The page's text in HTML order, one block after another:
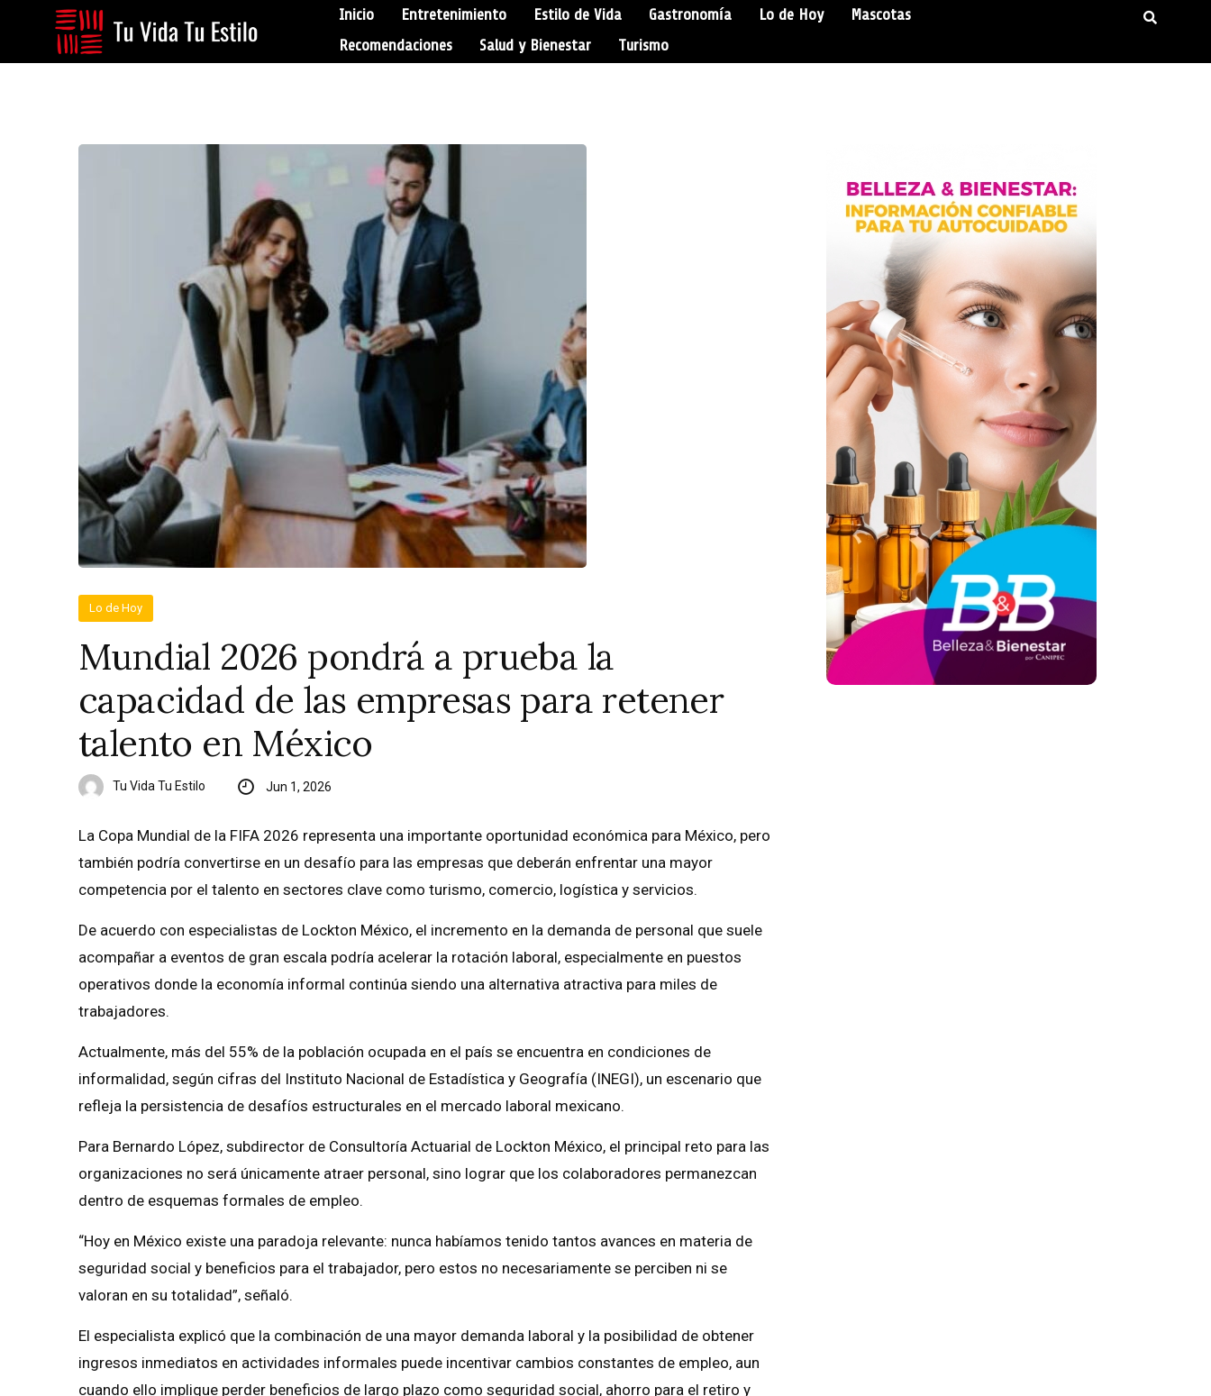
Inicio Entretenimiento Estilo de Vida Gastronomía Lo de Hoy
Mascotas
Recomendaciones
Salud y Bienestar Turismo
Lo de Hoy
Mundial 2026 pondrá a prueba la
capacidad de las empresas para retener
talento en México
Tu Vida Tu Estilo Jun 1, 2026
La Copa Mundial de la FIFA 2026 representa una importante oportunidad económica para México, pero
también podría convertirse en un desafío para las empresas que deberán enfrentar una mayor
competencia por el talento en sectores clave como turismo, comercio, logística y servicios.
De acuerdo con especialistas de Lockton México, el incremento en la demanda de personal que suele
acompañar a eventos de gran escala podría acelerar la rotación laboral, especialmente en puestos
operativos donde la economía informal continúa siendo una alternativa atractiva para miles de
trabajadores.
Actualmente, más del 55% de la población ocupada en el país se encuentra en condiciones de
informalidad, según cifras del Instituto Nacional de Estadística y Geografía (INEGI), un escenario que
refleja la persistencia de desafíos estructurales en el mercado laboral mexicano.
Para Bernardo López, subdirector de Consultoría Actuarial de Lockton México, el principal reto para las
organizaciones no será únicamente atraer personal, sino lograr que los colaboradores permanezcan
dentro de esquemas formales de empleo.
“Hoy en México existe una paradoja relevante: nunca habíamos tenido tantos avances en materia de
seguridad social y beneficios para el trabajador, pero estos no necesariamente se perciben ni se
valoran en su totalidad”, señaló.
El especialista explicó que la combinación de una mayor demanda laboral y la posibilidad de obtener
ingresos inmediatos en actividades informales puede incentivar cambios constantes de empleo, aun
cuando ello implique perder beneficios de largo plazo como seguridad social, ahorro para el retiro y